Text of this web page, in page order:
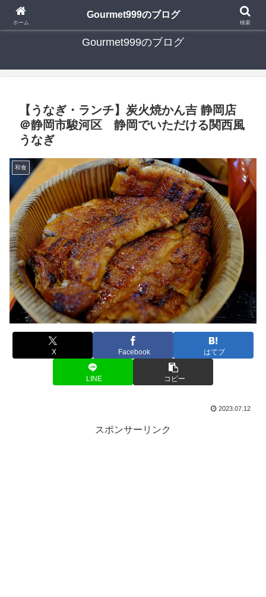
日々の食べ歩き・たまに行く旅行・子供とのお出かけを書いたブログです
Gourmet999のブログ
【うなぎ・ランチ】炭火焼かん吉 静岡店
＠静岡市駿河区 静岡でいただける関西風
うなぎ
和食
X Facebook はてブ
LINE コピー
2023.07.12
スポンサーリンク
ホーム
Gourmet999のブログ
検索